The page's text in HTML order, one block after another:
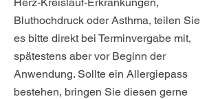
Bluthochdruck oder Asthma, teilen Sie
es bitte direkt bei Terminvergabe mit,
spätestens aber vor Beginn der
Anwendung. Sollte ein Allergiepass
bestehen, bringen Sie diesen gerne